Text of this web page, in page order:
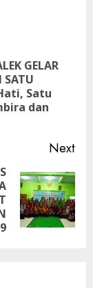
GELAR
SATU
Satu
dan
Next